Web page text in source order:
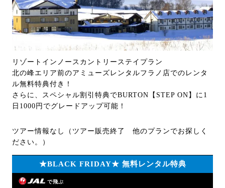
リゾートインノースカントリーステイプラン
北の峰エリア前のアミューズレンタルフラノ店でのレンタ
ル無料特典付き！
さらに、スペシャル割引特典でBURTON【STEP ON】に1
日1000円でグレードアップ可能！
ツアー情報なし（ツアー販売終了 他のプランでお探しく
ださい。）
★BLACK FRIDAY★ 無料レンタル特典
で飛ぶ